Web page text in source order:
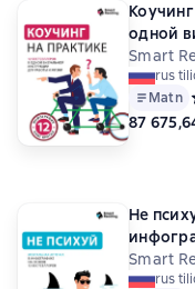
одной
и жизни
Smart
rus
Matn
87
Не
Smart
rus